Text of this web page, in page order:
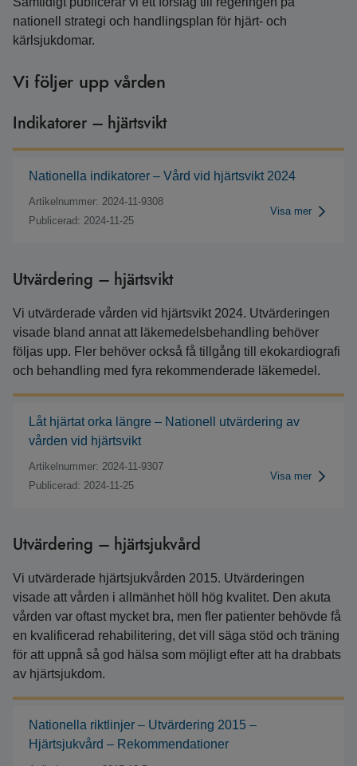
nationell strategi och handlingsplan för hjärt- och
kärlsjukdomar.
Vi följer upp vården
Indikatorer – hjärtsvikt
Nationella indikatorer – Vård vid hjärtsvikt 2024
Artikelnummer: 2024-11-9308
Publicerad: 2024-11-25
Visa mer
Utvärdering – hjärtsvikt
Vi utvärderade vården vid hjärtsvikt 2024. Utvärderingen
visade bland annat att läkemedelsbehandling behöver
följas upp. Fler behöver också få tillgång till ekokardiografi
och behandling med fyra rekommenderade läkemedel.
Låt hjärtat orka längre – Nationell utvärdering av
vården vid hjärtsvikt
Artikelnummer: 2024-11-9307
Publicerad: 2024-11-25
Visa mer
Utvärdering – hjärtsjukvård
Vi utvärderade hjärtsjukvården 2015. Utvärderingen
visade att vården i allmänhet höll hög kvalitet. Den akuta
vården var oftast mycket bra, men fler patienter behövde få
en kvalificerad rehabilitering, det vill säga stöd och träning
för att uppnå så god hälsa som möjligt efter att ha drabbats
av hjärtsjukdom.
Nationella riktlinjer – Utvärdering 2015 –
Hjärtsjukvård – Rekommendationer